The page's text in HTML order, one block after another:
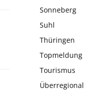
Sonneberg
Suhl
Thüringen
Topmeldung
Tourismus
Überregional